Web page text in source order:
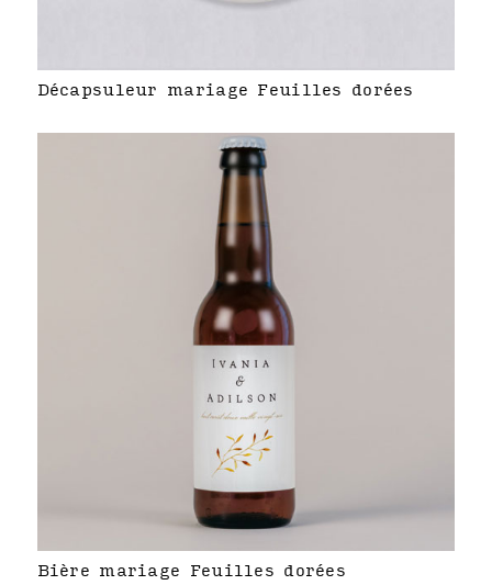
Décapsuleur mariage Feuilles dorées
Bière mariage Feuilles dorées